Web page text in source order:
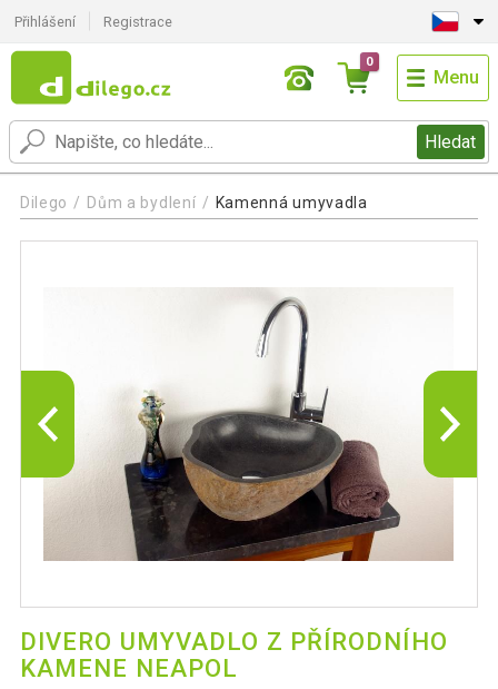
Přihlášení Registrace
Hledat
0
Menu
Dilego Dům a bydlení Kamenná umyvadla
DIVERO UMYVADLO Z PŘÍRODNÍHO
KAMENE NEAPOL